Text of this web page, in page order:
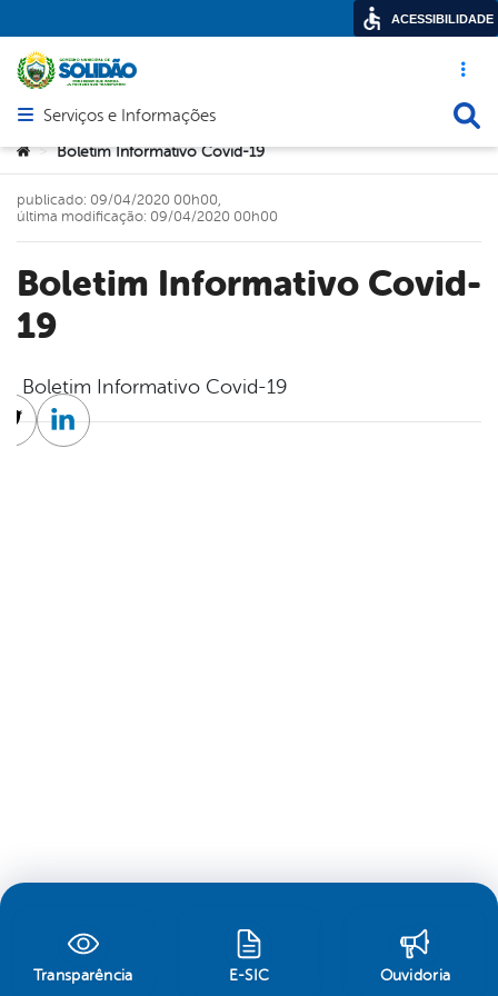
Acesso
Abrir menu principal de navegação
Serviços e Informações
Você está aqui:
> Boletim Informativo Covid-19
Boletim Informativo Covid-
19
publicado: 09/04/2020 00h00,
última modificação: 09/04/2020 00h00
Boletim Informativo Covid-19
TwitterLinkedin
Transparência E-SIC Ouvidoria
ACESSIBILIDADE